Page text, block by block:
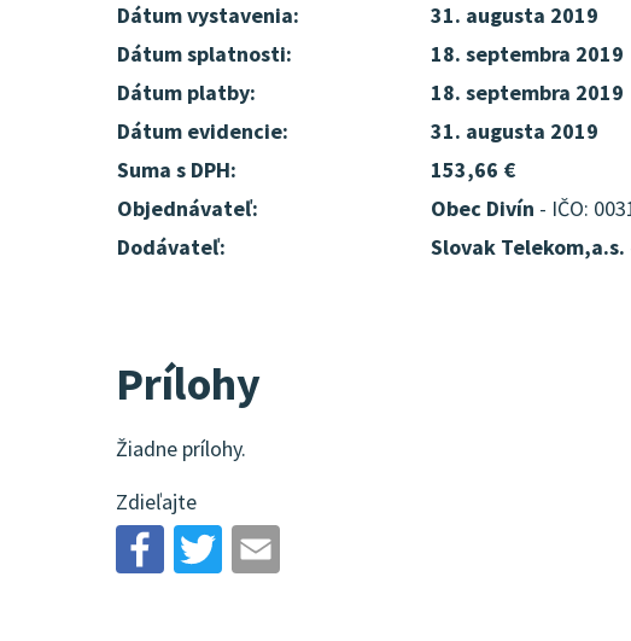
Dátum vystavenia:
31. augusta 2019
Dátum splatnosti:
18. septembra 2019
Dátum platby:
18. septembra 2019
Dátum evidencie:
31. augusta 2019
Suma s DPH:
153,66 €
Objednávateľ:
Obec Divín - IČO:
Dodávateľ:
Slovak Telekom,a.s.
Prílohy
Žiadne prílohy.
Zdieľajte